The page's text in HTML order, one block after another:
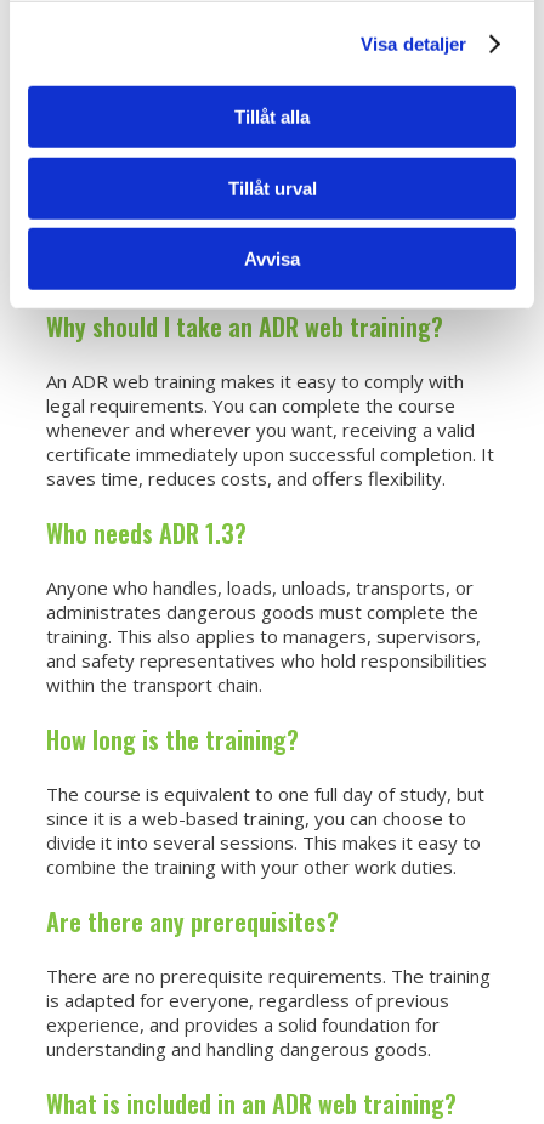
Visa detaljer
Tillåt alla
Tillåt urval
Avvisa
FAQ about ADR Web Training
ADR 1.3 is the fundamental training for everyone
involved in handling or transporting dangerous goods.
The course provides knowledge regarding laws,
regulations, and practical routines to prevent
accidents and create a safe working environment.
Why should I take an ADR web training?
An ADR web training makes it easy to comply with
legal requirements. You can complete the course
whenever and wherever you want, receiving a valid
certificate immediately upon successful completion. It
saves time, reduces costs, and offers flexibility.
Who needs ADR 1.3?
Anyone who handles, loads, unloads, transports, or
administrates dangerous goods must complete the
training. This also applies to managers, supervisors,
and safety representatives who hold responsibilities
within the transport chain.
How long is the training?
The course is equivalent to one full day of study, but
since it is a web-based training, you can choose to
divide it into several sessions. This makes it easy to
combine the training with your other work duties.
Are there any prerequisites?
There are no prerequisite requirements. The training
is adapted for everyone, regardless of previous
experience, and provides a solid foundation for
understanding and handling dangerous goods.
What is included in an ADR web training?